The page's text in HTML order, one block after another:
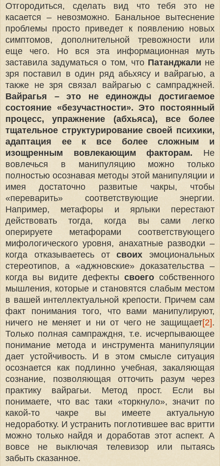
Отгородиться, сделать вид что тебя это не
касается – невозможно. Банальное вытеснение
проблемы просто приведет к появлению новых
симптомов, дополнительной тревожности или
еще чего. Но вся эта информационная муть
заставила задуматься о том, что Патанджали не
зря поставил в один ряд абьхясу и вайрагью, а
также не зря связал вайрагью с сампраджней.
Вайрагья – это не единожды достигаемое
состояние «безучастности». Это постоянный
процесс, упражнение (абхьяса), все более
тщательное структурирование своей психики,
адаптация ее к все более сложным и
изощренным вовлекающим факторам. Не
вовлечься в манипуляцию можно только
полностью осознавая методы этой манипуляции и
имея достаточно развитые чакры, чтобы
«переварить» соответствующие энергии.
Например, метафоры и ярлыки перестают
действовать тогда, когда вы сами легко
оперируете метафорами соответствующего
мифологического уровня, анахатные разводки –
когда отказываетесь отсвоих эмоциональных
стереотипов, а «аджновские» доказательства –
когда вы видите дефекты своего собственного
мышления, которые и становятся слабым местом
в вашей интеллектуальной крепости. Причем сам
факт понимания того, что вами манипулируют,
ничего не меняет и ни от чего не защищает[2].
Только полная сампраждня, т.е. исчерпывающее
понимание метода и инструмента манипуляции
дает устойчивость. И в этом смысле ситуация
осознается как подлинно учебная, закаляющая
сознание, позволяющая отточить разум через
практику вайрагьи. Метод прост. Если вы
понимаете, что вас таки «торкнуло», значит по
какой-то чакре вы имеете актуальную
недоработку. И устранить поглотившее вас вритти
можно только найдя и доработав этот аспект. А
вовсе не выключая телевизор или пытаясь
забыть сказанное.